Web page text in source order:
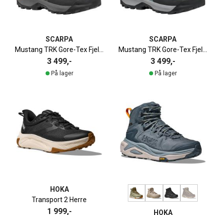
SCARPA
3 499,-
På lager
SCARPA
3 499,-
På lager
HOKA
Transport 2 Herre
1 999,- HOKA